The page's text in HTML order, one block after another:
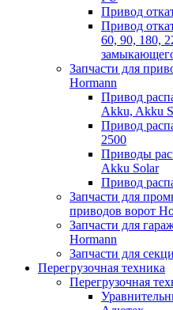
Привод
Привод
60, 90, 180,
Запчасти для
Hormann
Привод
Akku, Akku
Привод
2500
Приводы
Akku Solar
Привод
Запчасти для
приводов ворот
Запчасти для
Hormann
Запчасти для
Перегрузочная техника
Перегрузочная